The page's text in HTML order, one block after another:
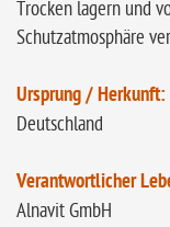
Trocken lagern und
Schutzatmosphäre
Ursprung / Herkunft:
Deutschland
Verantwortlicher
Alnavit GmbH